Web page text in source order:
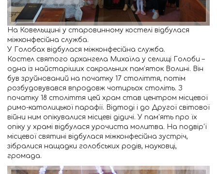
На Ковельщині у старовинному костелі відбулася
міжконфесійна служба.
У Голобах відбулася міжконфесійна служба.
Костел святого архангела Михаїла у селищі Голоби –
одна із найстаріших сакральних пам’яток Волині. Він
був зруйнований на початку 17 століття, потім
розбудовувався впродовж чотирьох століть. З
початку 18 століття цей храм став центром місцевої
римо-католицької парафії. Відтоді і до Другої світової
війни ним опікувалися місцеві дідичі. У пам’ять про їх
опіку у храмі відбулася урочиста молитва. На подвір’ї
місцевої святині відбулася міжконфесійна зустріч,
зібралися нащадки голобських родів, науковці,
громада.